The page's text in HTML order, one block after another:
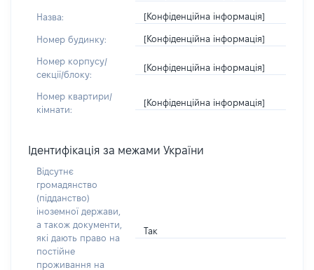
Назва: [Конфіденційна інформація]
Номер будинку: [Конфіденційна інформація]
Номер корпусу/
секції/блоку:
[Конфіденційна інформація]
Номер квартири/
кімнати:
[Конфіденційна інформація]
Ідентифікація за межами України
Відсутнє
громадянство
(підданство)
іноземної держави,
а також документи,
які дають право на
постійне
проживання на
Так